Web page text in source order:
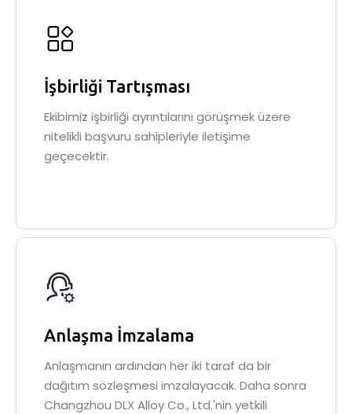
İşbirliği Tartışması
Ekibimiz işbirliği ayrıntılarını görüşmek üzere
nitelikli başvuru sahipleriyle iletişime
geçecektir.
Anlaşma İmzalama
Anlaşmanın ardından her iki taraf da bir
dağıtım sözleşmesi imzalayacak. Daha sonra
Changzhou DLX Alloy Co., Ltd.'nin yetkili